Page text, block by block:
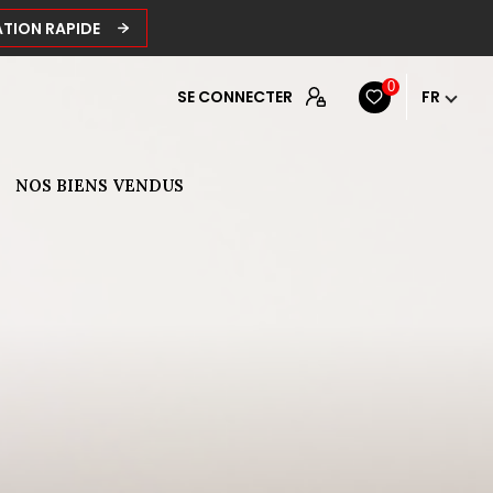
RAPIDE
SE CONNECTER 0 FR
NOS BIENS VENDUS